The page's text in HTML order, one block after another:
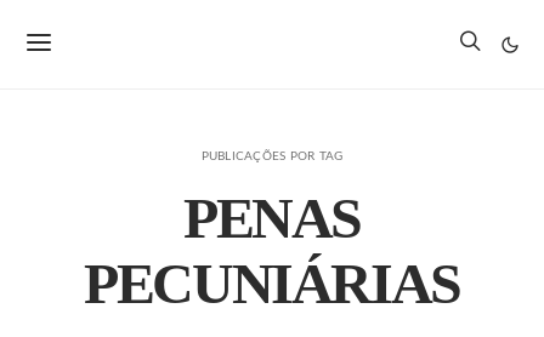
PUBLICAÇÕES POR TAG
PENAS
PECUNIÁRIAS